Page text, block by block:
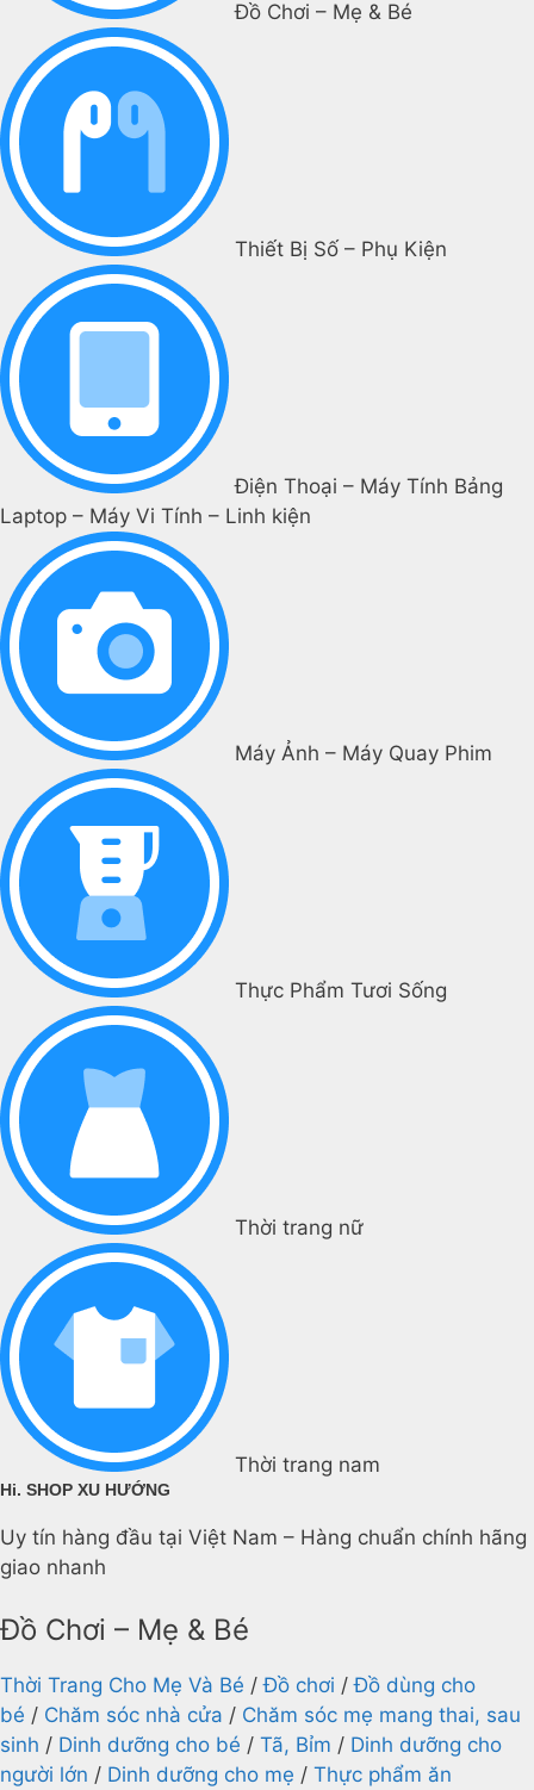
Đồ Chơi – Mẹ & Bé
Thiết Bị Số – Phụ Kiện
Điện Thoại – Máy Tính Bảng
Laptop – Máy Vi Tính – Linh kiện
Máy Ảnh – Máy Quay Phim
Thực Phẩm Tươi Sống
Thời trang nữ
Thời trang nam
Hi. SHOP XU HƯỚNG
Uy tín hàng đầu tại Việt Nam – Hàng chuẩn chính hãng
giao nhanh
Đồ Chơi – Mẹ & Bé
Thời Trang Cho Mẹ Và Bé /Đồ chơi /Đồ dùng cho
bé / Chăm sóc nhà cửa / Chăm sóc mẹ mang thai, sau
sinh / Dinh dưỡng cho bé / Tã, Bỉm / Dinh dưỡng cho
người lớn / Dinh dưỡng cho mẹ / Thực phẩm ăn